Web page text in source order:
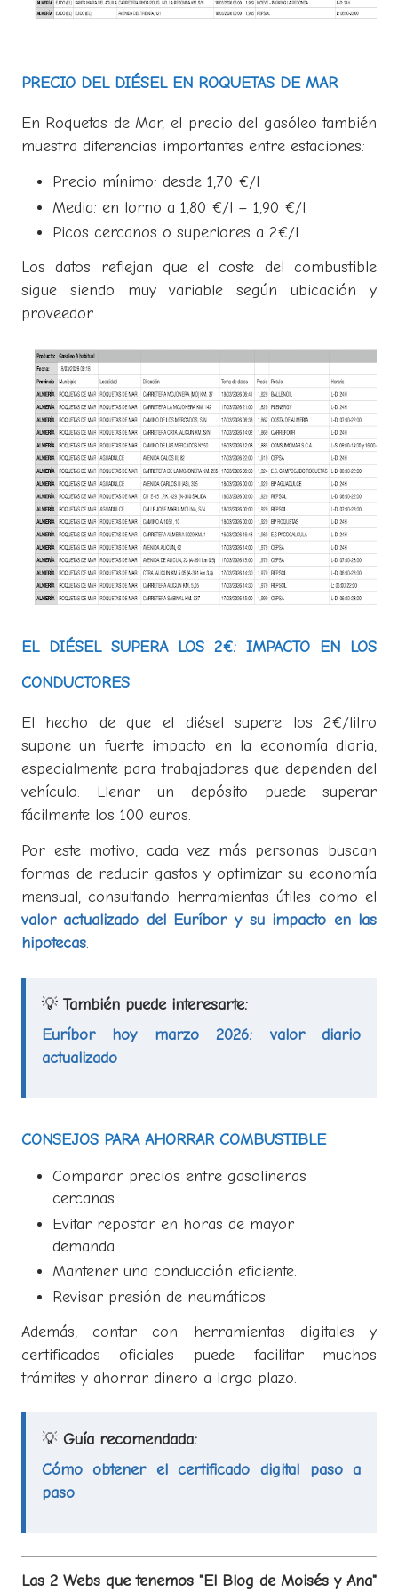
PRECIO DEL DIÉSEL EN ROQUETAS DE MAR
En Roquetas de Mar, el precio del gasóleo también
muestra diferencias importantes entre estaciones:
Precio mínimo: desde 1,70 €/l
Media: en torno a 1,80 €/l – 1,90 €/l
Picos cercanos o superiores a 2€/l
Los datos reflejan que el coste del combustible
sigue siendo muy variable según ubicación y
proveedor.
EL DIÉSEL SUPERA LOS 2€: IMPACTO EN LOS
CONDUCTORES
El hecho de que el diésel supere los 2€/litro
supone un fuerte impacto en la economía diaria,
especialmente para trabajadores que dependen del
vehículo. Llenar un depósito puede superar
fácilmente los 100 euros.
Por este motivo, cada vez más personas buscan
formas de reducir gastos y optimizar su economía
mensual, consultando herramientas útiles como el
valor actualizado del Euríbor y su impacto en las
hipotecas.
💡 También puede interesarte:
Euríbor hoy marzo 2026: valor diario
actualizado
CONSEJOS PARA AHORRAR COMBUSTIBLE
Comparar precios entre gasolineras
cercanas.
Evitar repostar en horas de mayor
demanda.
Mantener una conducción eficiente.
Revisar presión de neumáticos.
Además, contar con herramientas digitales y
certificados oficiales puede facilitar muchos
trámites y ahorrar dinero a largo plazo.
💡 Guía recomendada:
Cómo obtener el certificado digital paso a
paso
Las 2 Webs que tenemos "El Blog de Moisés y Ana"